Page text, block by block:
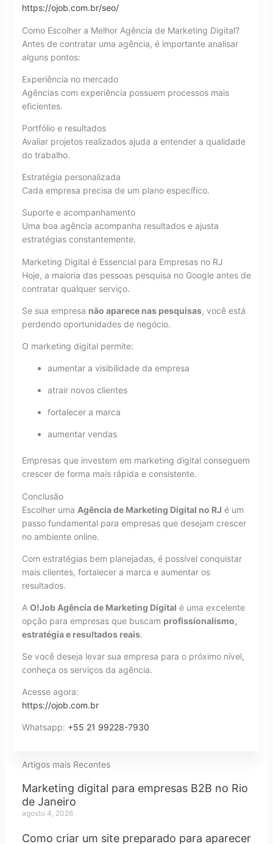
Artigos mais Recentes
Marketing digital para empresas B2B no Rio
de Janeiro
agosto 4, 2026
Como criar um site preparado para aparecer
https://ojob.com.br/seo/
Como Escolher a Melhor Agência de Marketing Digital?
Antes de contratar uma agência, é importante analisar
alguns pontos:
Experiência no mercado
Agências com experiência possuem processos mais
eficientes.
Portfólio e resultados
Avaliar projetos realizados ajuda a entender a qualidade
do trabalho.
Estratégia personalizada
Cada empresa precisa de um plano específico.
Suporte e acompanhamento
Uma boa agência acompanha resultados e ajusta
estratégias constantemente.
Marketing Digital é Essencial para Empresas no RJ
Hoje, a maioria das pessoas pesquisa no Google antes de
contratar qualquer serviço.
Se sua empresa não aparece nas pesquisas, você está
perdendo oportunidades de negócio.
O marketing digital permite:
aumentar a visibilidade da empresa
atrair novos clientes
fortalecer a marca
aumentar vendas
Empresas que investem em marketing digital conseguem
crescer de forma mais rápida e consistente.
Conclusão
Escolher uma Agência de Marketing Digital no RJ é um
passo fundamental para empresas que desejam crescer
no ambiente online.
Com estratégias bem planejadas, é possível conquistar
mais clientes, fortalecer a marca e aumentar os
resultados.
A O!Job Agência de Marketing Digital é uma excelente
opção para empresas que buscam profissionalismo,
estratégia e resultados reais.
Se você deseja levar sua empresa para o próximo nível,
conheça os serviços da agência.
Acesse agora:
https://ojob.com.br
Whatsapp: +55 21 99228-7930